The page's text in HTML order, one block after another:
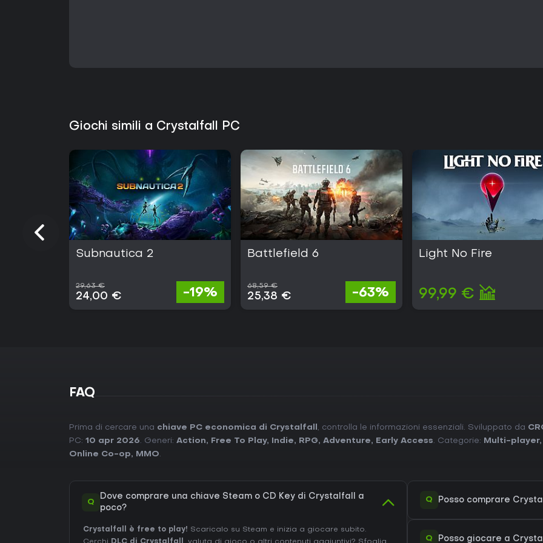
Giochi simili a Crystalfall PC
Subnautica 2
29,63 €
24,00 € -19%
Battlefield 6
68,59 €
25,38 € -63%
Light No Fire
99,99 €
FAQ
Prima di cercare una chiave PC economica di Crystalfall , controlla le informazioni essenziali. Sviluppato da
PC: 10 apr 2026. Generi: Action, Free To Play, Indie, RPG, Adventure, Early Access. Categorie: Multi-player,
Online Co-op, MMO.
Q
Dove comprare una chiave Steam o CD Key di Crystalfall a
poco?
Crystalfall è free to play! Scaricalo su Steam e inizia a giocare subito.
Q Posso comprare
Q Posso giocare a